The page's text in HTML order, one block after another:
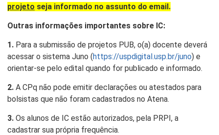
projeto seja informado no assunto do email.
Outras informações importantes sobre IC:
1. Para a submissão de projetos PUB, o(a) docente deverá
acessar o sistema Juno (https://uspdigital.usp.br/juno) e
orientar-se pelo edital quando for publicado e informado.
2. A CPq não pode emitir declarações ou atestados para
bolsistas que não foram cadastrados no Atena.
3. Os alunos de IC estão autorizados, pela PRPI, a
cadastrar sua própria frequência.